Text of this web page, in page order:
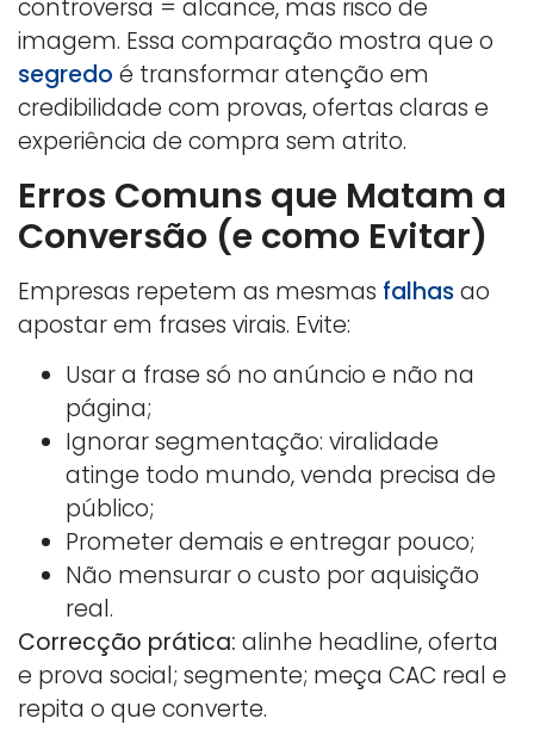
controversa = alcance, mas risco de
imagem. Essa comparação mostra que o
segredo é transformar atenção em
credibilidade com provas, ofertas claras e
experiência de compra sem atrito.
Erros Comuns que Matam a
Conversão (e como Evitar)
Empresas repetem as mesmas falhasao
apostar em frases virais. Evite:
Usar a frase só no anúncio e não na
página;
Ignorar segmentação: viralidade
atinge todo mundo, venda precisa de
público;
Prometer demais e entregar pouco;
Não mensurar o custo por aquisição
real.
Correcção prática: alinhe headline, oferta
e prova social; segmente; meça CAC real e
repita o que converte.